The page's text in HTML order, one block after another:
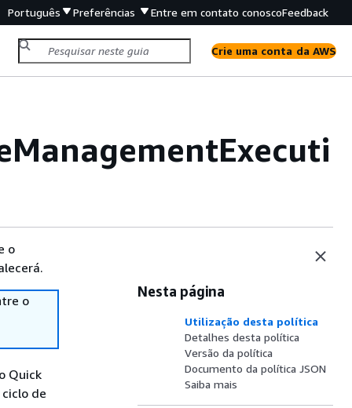
Português Preferências Entre em contato conoscoFeedback
Crie uma conta da AWS
o
o
Quick
de
Nesta página
Utilização desta política
Detalhes desta política
Versão da política
Documento da política JSON
Saiba mais